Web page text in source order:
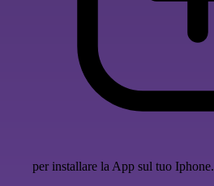
per installare la App sul tuo Iphone.